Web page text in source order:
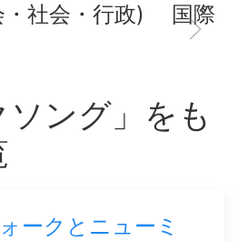
社会・行政) 国際
ソング」をも
ークとニューミ